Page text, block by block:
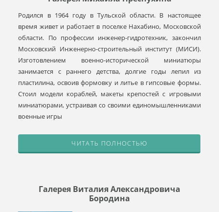
Родился в 1964 году в Тульской области. В настоящее
время живет и работает в поселке Нахабино, Московской
области. По профессии инженер-гидротехник, закончил
Московский Инженерно-строительный институт (МИСИ).
Изготовлением военно-исторической миниатюры
занимается с раннего детства, долгие годы лепил из
пластилина, освоив формовку и литье в гипсовые формы.
Стоил модели кораблей, макеты крепостей с игровыми
миниатюрами, устраивая со своими единомышленниками
военные игры
ЧИТАТЬ ПОЛНОСТЬЮ
Галерея Виталия Александровича
Бородина